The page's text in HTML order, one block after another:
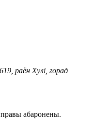
раён Хулі, горад
абаронены.